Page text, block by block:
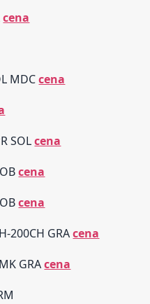
cena
MDCcena
SOLcena
cena
cena
200CH GRAcena
GRAcena